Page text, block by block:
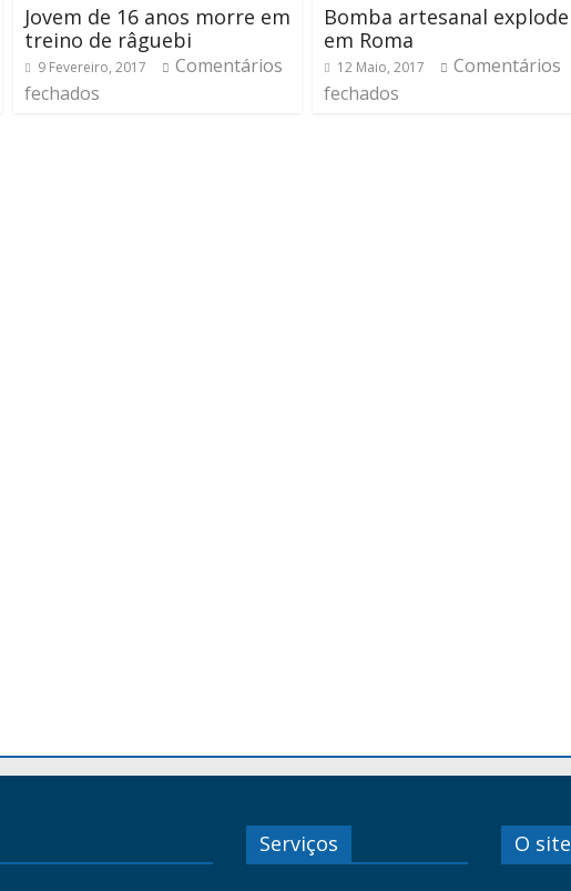
Jovem de 16 anos morre em
treino de râguebi
9 Fevereiro, 2017
Comentários
fechados
Bomba artesanal explode
em Roma
12 Maio, 2017
Comentários
fechados
Serviços O site